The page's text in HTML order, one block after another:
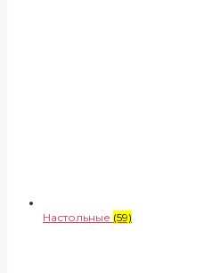
Настольные (59)